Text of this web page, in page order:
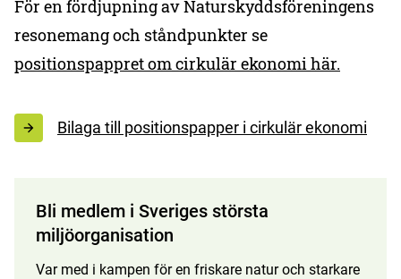
För en fördjupning av Naturskyddsföreningens
resonemang och ståndpunkter se
positionspappret om cirkulär ekonomi här.
Bilaga till positionspapper i cirkulär ekonomi
Bli medlem i Sveriges största
miljöorganisation
Var med i kampen för en friskare natur och starkare